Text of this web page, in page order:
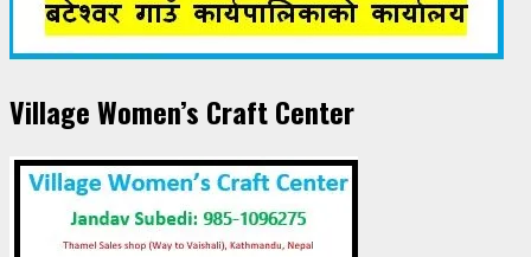
Village Women’s Craft Center